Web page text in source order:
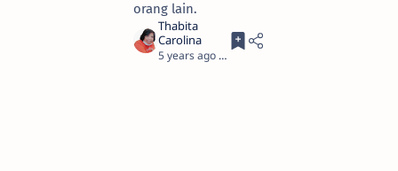
orang lain.
5 years ago 2